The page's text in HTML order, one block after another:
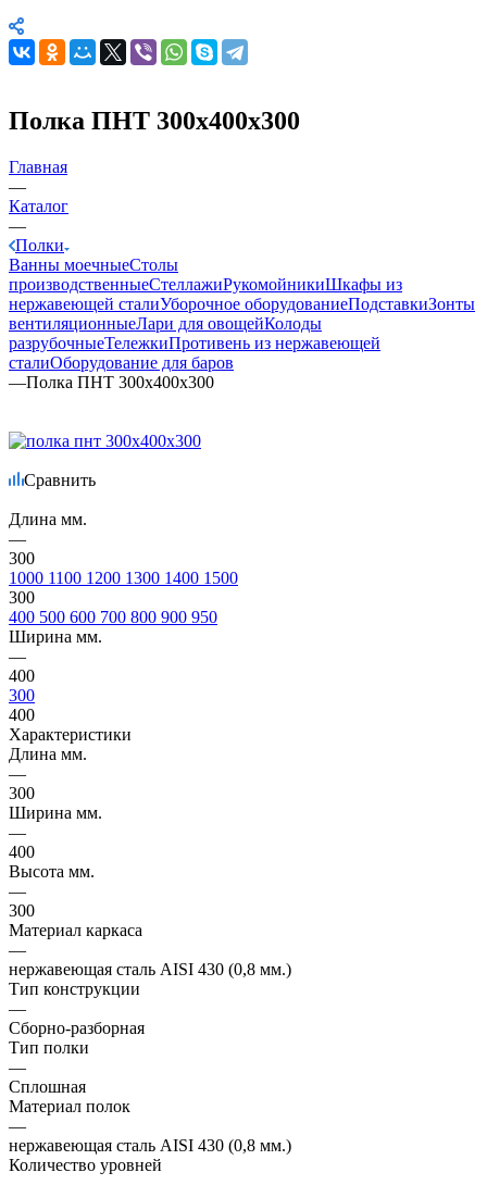
Полка ПНТ 300х400х300
Главная
—
Каталог
—
Полки
Ванны моечныеСтолы
производственныеСтеллажиРукомойникиШкафы из
нержавеющей сталиУборочное оборудованиеПодставкиЗонты
вентиляционныеЛари для овощейКолоды
разрубочныеТележкиПротивень из нержавеющей
сталиОборудование для баров
—Полка ПНТ 300х400х300
Сравнить
Длина мм.
—
300
1000 1100 1200 1300 1400 1500
300
400 500 600 700 800 900 950
Ширина мм.
—
400
300
400
Характеристики
Длина мм.
—
300
Ширина мм.
—
400
Высота мм.
—
300
Материал каркаса
—
нержавеющая сталь AISI 430 (0,8 мм.)
Тип конструкции
—
Сборно-разборная
Тип полки
—
Сплошная
Материал полок
—
нержавеющая сталь AISI 430 (0,8 мм.)
Количество уровней